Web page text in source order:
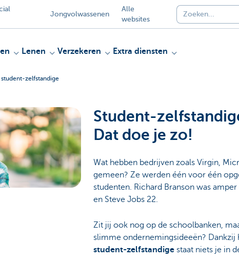
Jongvolwassenen
Alle
websites
Lenen Verzekeren Extra diensten
student-zelfstandige
Student-
Dat doe je zo!
Wat hebben bedrijven zoals Virgin,
gemeen? Ze werden één voor één
studenten. Richard Branson was
en Steve Jobs 22.
Zit jij ook nog op de schoolbanken,
slimme ondernemingsideeën? Dankzij
student-zelfstandige staat niets je in